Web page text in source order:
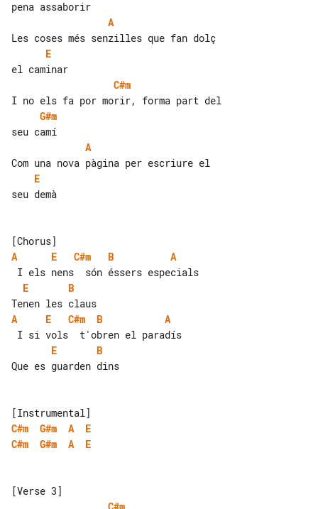
A
E
C#m
G#m
A
E
seu demà
A
E C#m B
A
E
B
A
E C#m B
A
E
B
Que es guarden dins
C#m
G#m A
E
C#m
G#m A E